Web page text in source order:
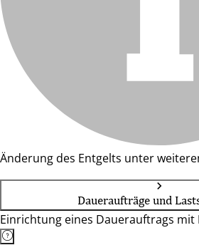
Änderung des Entgelts unter
Daueraufträge und
Einrichtung eines Dauerauftrags mit